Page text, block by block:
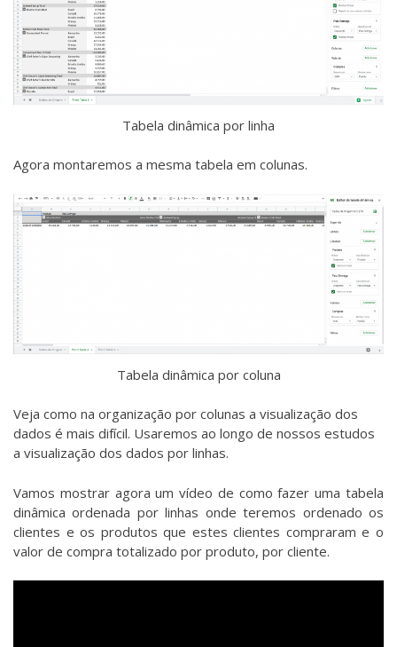
Tabela dinâmica por linha
Agora montaremos a mesma tabela em colunas.
Tabela dinâmica por coluna
Veja como na organização por colunas a visualização dos
dados é mais difícil. Usaremos ao longo de nossos estudos
a visualização dos dados por linhas.
Vamos mostrar agora um vídeo de como fazer uma tabela
dinâmica ordenada por linhas onde teremos ordenado os
clientes e os produtos que estes clientes compraram e o
valor de compra totalizado por produto, por cliente.